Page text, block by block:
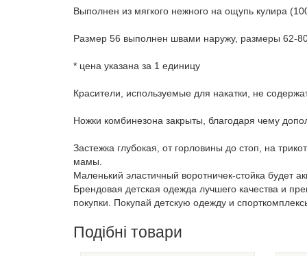
Выполнен из мягкого нежного на ощупь кулира
Размер 56 выполнен швами наружу, размеры 62-
* цена указана за 1 единицу
Красители, используемые для накатки, не
Ножки комбинезона закрыты, благодаря чему
Застежка глубокая, от горловины до стоп, на
мамы.
Маленький эластичный воротничек-стойка будет
Брендовая детская одежда лучшего качества и
покупки. Покупай детскую одежду и
Подібні товари